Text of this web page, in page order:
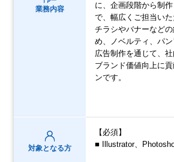
業務内容
に、企画段階から制
で、幅広くご担当いた
チラシやバナーなど
め、ノベルティ、パ
広告制作を通じて、
ブランド価値向上に
ンです。
対象となる方
【必須】
■ Illustrator、